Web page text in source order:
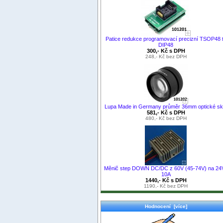
Patice redukce programovací precizní TSOP48
DIP48
300,- Kč s DPH
248,- Kč bez DPH
Lupa Made in Germany průměr 36mm optické
581,- Kč s DPH
480,- Kč bez DPH
Měnič step DOWN DC/DC z 60V (45-74V) na
10A
1440,- Kč s DPH
1190,- Kč bez DPH
Hodnocení [více]